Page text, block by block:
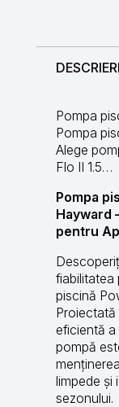
Pompa
Pompa
Alege
Flo II 1.5…
Pompa
Hayward
pentru
fiabilitatea
piscină
Proiectată
eficientă a
pompă
limpede și
sezonului.